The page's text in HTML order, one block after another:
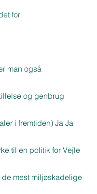
for
man også
og genbrug
i fremtiden) Ja Ja
til en politik for Vejle
de mest miljøskadelige